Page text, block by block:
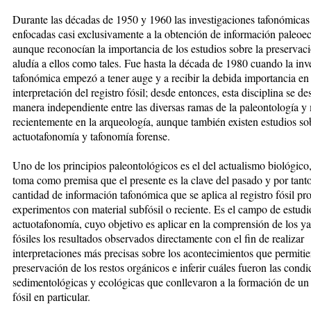
Durante las décadas de 1950 y 1960 las investigaciones
enfocadas casi exclusivamente a la obtención de información
aunque reconocían la importancia de los estudios sobre la
aludía a ellos como tales. Fue hasta la década de 1980 cuando la
tafonómica empezó a tener auge y a recibir la debida importancia
interpretación del registro fósil; desde entonces, esta disciplina se
manera independiente entre las diversas ramas de la paleontología y
recientemente en la arqueología, aunque también existen estudios
actuotafonomía y tafonomía forense.
Uno de los principios paleontológicos es el del actualismo
toma como premisa que el presente es la clave del pasado y por
cantidad de información tafonómica que se aplica al registro fósil
experimentos con material subfósil o reciente. Es el campo de
actuotafonomía, cuyo objetivo es aplicar en la comprensión de los
fósiles los resultados observados directamente con el fin de realizar
interpretaciones más precisas sobre los acontecimientos que
preservación de los restos orgánicos e inferir cuáles fueron las
sedimentológicas y ecológicas que conllevaron a la formación de
fósil en particular.